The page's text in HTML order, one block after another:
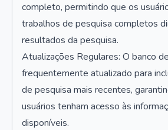
completo, permitindo que os
trabalhos de pesquisa completos
resultados da pesquisa.
Atualizações Regulares: O banco
frequentemente atualizado para
de pesquisa mais recentes,
usuários tenham acesso às
disponíveis.